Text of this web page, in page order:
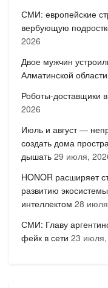
СМИ: европейские
вербующую
2026
Двое мужчин
Алматинской области
Роботы-доставщики
2026
Июль и август —
создать дома
дышать 29 июля,
HONOR расширяет
развитию
интеллектом 28
СМИ: Главу
фейк в сети 23